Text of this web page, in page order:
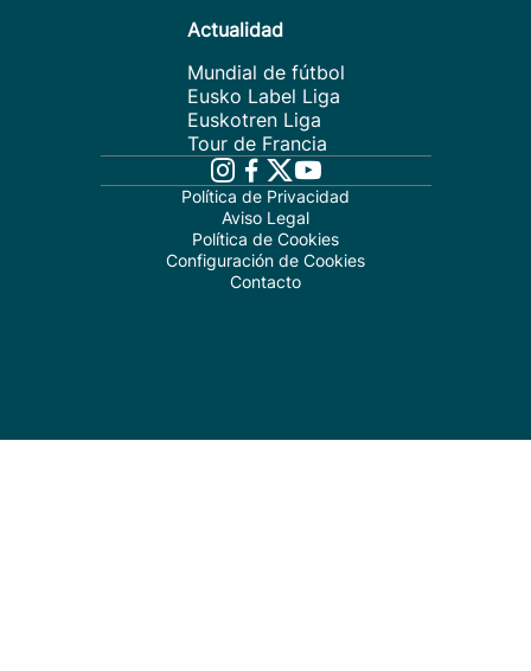
Actualidad
Mundial de fútbol
Eusko Label Liga
Euskotren Liga
Tour de Francia
Política de Privacidad
Aviso Legal
Política de Cookies
Configuración de Cookies
Contacto